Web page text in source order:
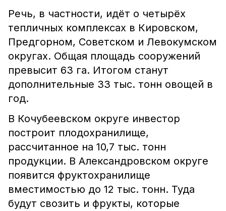
Речь, в частности, идёт о четырёх
тепличных комплексах в Кировском,
Предгорном, Советском и Левокумском
округах. Общая площадь сооружений
превысит 63 га. Итогом станут
дополнительные 33 тыс. тонн овощей в
год.
В Кочубеевском округе инвестор
построит плодохранилище,
рассчитанное на 10,7 тыс. тонн
продукции. В Александровском округе
появится фруктохранилище
вместимостью до 12 тыс. тонн. Туда
будут свозить и фрукты, которые